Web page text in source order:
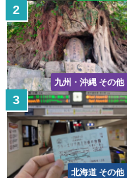
九州・沖縄 その他
北海道 その他